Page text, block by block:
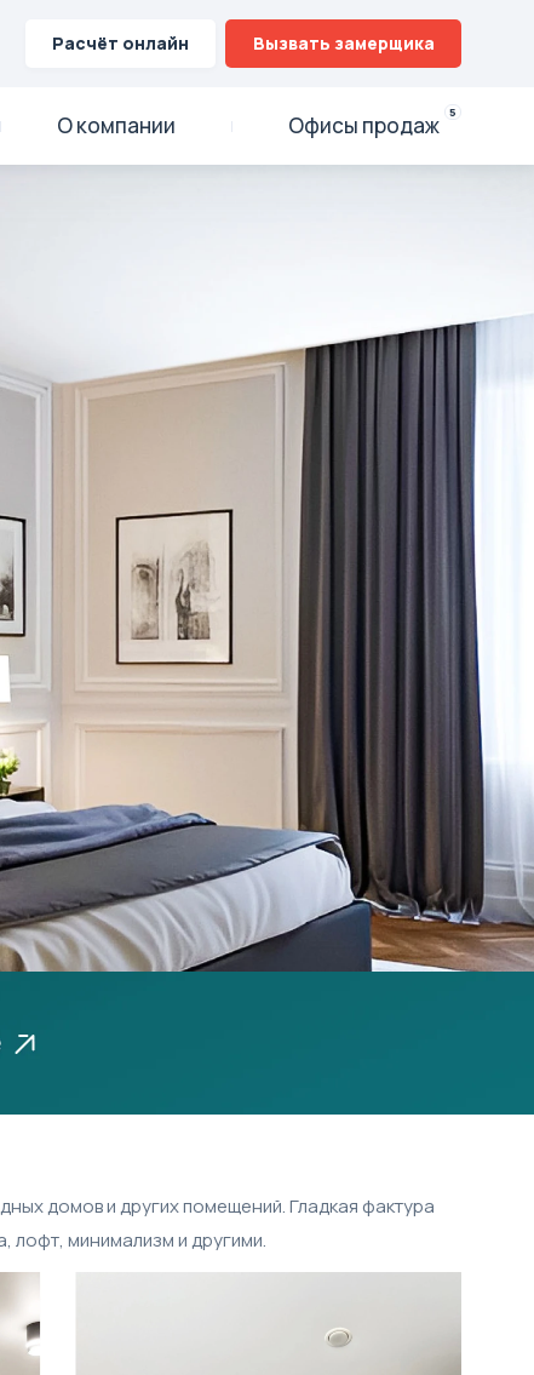
Расчёт онлайн Вызвать замерщика
О компании Офисы продаж 5
домов и других помещений. Гладкая фактура
лофт, минимализм и другими.